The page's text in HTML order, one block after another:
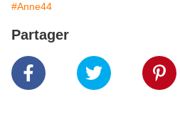
#Anne44
Partager